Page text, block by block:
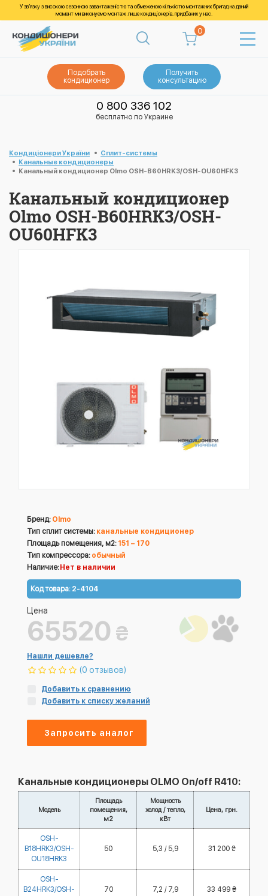
У зв’язку з високою сезонною завантаженістю та обмеженою кількістю монтажних бригад на даний
момент ми виконуємо монтаж лише кондиціонерів, придбаних у нас.
0
Подобрать
кондиционер
Получить
консультацию
0 800 336 102
бесплатно по Украине
Кондиціонери України
Cплит-системы
Канальные кондиционеры
Канальный кондиционер Olmo OSH-B60HRK3/OSH-OU60HFK3
Канальный кондиционер
Olmo OSH-B60HRK3/OSH-
OU60HFK3
Бренд: Olmo
Тип сплит системы: канальные кондиционер
Площадь помещения, м2: 151 – 170
Тип компрессора: обычный
Наличие: Нет в наличии
Код товара: 2-4104
Цена
65520 ₴
Нашли дешевле?
(0 отзывов)
Добавить к сравнению
Добавить к списку желаний
Запросить аналог
Канальные кондиционеры OLMO On/off R410:
Модель
Площадь
помещения,
м2
Мощность
холод / тепло,
кВт
Цена, грн.
OSH-
B18HRK3/OSH-
OU18HRK3
50 5,3 / 5,9 31 200 ₴
OSH-
B24HRK3/OSH-
70 7,2 / 7,9 33 499 ₴